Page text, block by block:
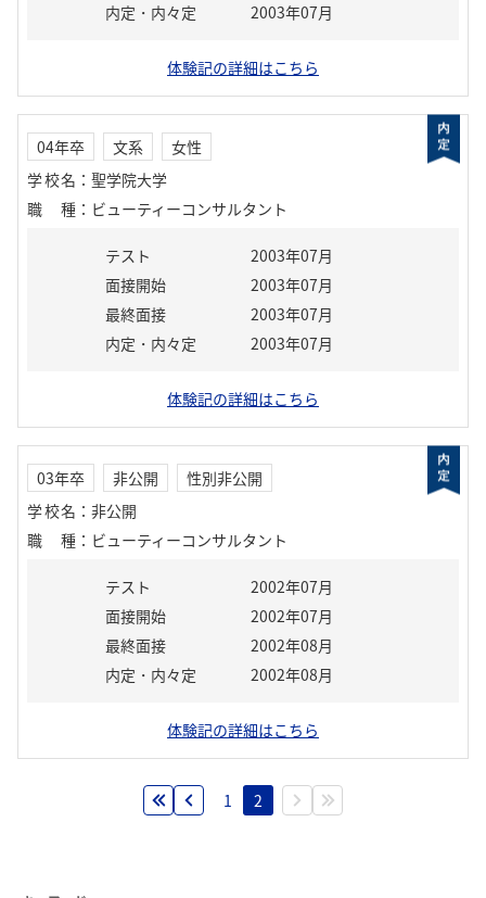
内定・内々定
2003年07月
体験記の詳細はこちら
04年卒 文系
女性
学校名 ： 聖学院大学
職種 ： ビューティーコンサルタント
テスト
2003年07月
面接開始
2003年07月
最終面接
2003年07月
内定・内々定
2003年07月
体験記の詳細はこちら
03年卒 非公開
性別非公開
学校名 ： 非公開
職種 ： ビューティーコンサルタント
テスト
2002年07月
面接開始
2002年07月
最終面接
2002年08月
内定・内々定
2002年08月
体験記の詳細はこちら
1 2